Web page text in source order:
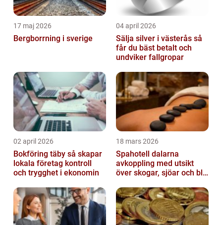
17 maj 2026
Bergborrning i sverige
04 april 2026
Sälja silver i västerås så
får du bäst betalt och
undviker fallgropar
02 april 2026
Bokföring täby så skapar
lokala företag kontroll
och trygghet i ekonomin
18 mars 2026
Spahotell dalarna
avkoppling med utsikt
över skogar, sjöar och blå